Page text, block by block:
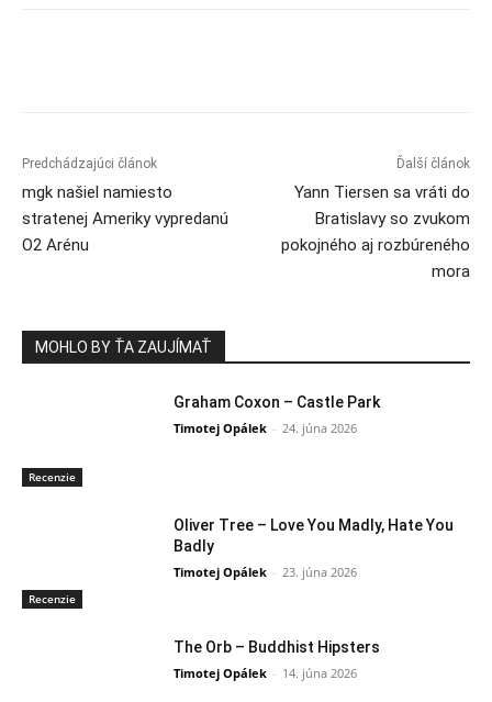
Predchádzajúci článok
mgk našiel namiesto
stratenej Ameriky vypredanú
O2 Arénu
Ďalší článok
Yann Tiersen sa vráti do
Bratislavy so zvukom
pokojného aj rozbúreného
mora
MOHLO BY ŤA ZAUJÍMAŤ
Recenzie
Graham Coxon – Castle Park
Timotej Opálek - 24. júna 2026
Recenzie
Oliver Tree – Love You Madly, Hate You
Badly
Timotej Opálek - 23. júna 2026
The Orb – Buddhist Hipsters
Timotej Opálek - 14. júna 2026